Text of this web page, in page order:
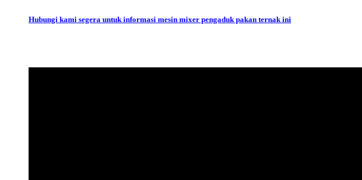
Hubungi kami segera untuk informasi mesin mixer pengaduk pakan ternak ini